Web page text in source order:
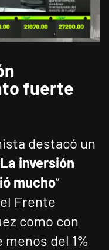
fuerte
destacó un
La inversión
mucho”
Frente
como con
menos del 1%